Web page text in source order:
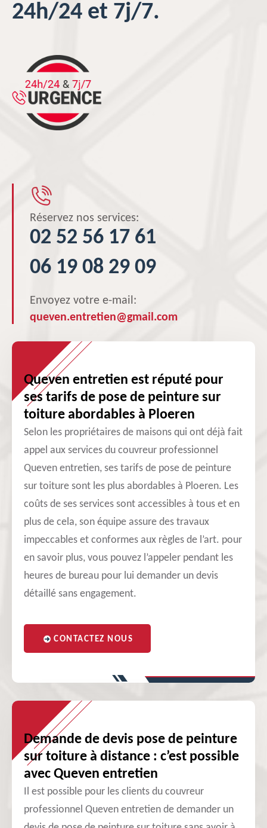
24h/24 et 7j/7.
Réservez nos services:
02 52 56 17 61
06 19 08 29 09
Envoyez votre e-mail:
queven.entretien@gmail.com
Queven entretien est réputé pour
ses tarifs de pose de peinture sur
toiture abordables à Ploeren
Selon les propriétaires de maisons qui ont déjà fait
appel aux services du couvreur professionnel
Queven entretien, ses tarifs de pose de peinture
sur toiture sont les plus abordables à Ploeren. Les
coûts de ses services sont accessibles à tous et en
plus de cela, son équipe assure des travaux
impeccables et conformes aux règles de l’art. pour
en savoir plus, vous pouvez l’appeler pendant les
heures de bureau pour lui demander un devis
détaillé sans engagement.
CONTACTEZ NOUS
Demande de devis pose de peinture
sur toiture à distance : c’est possible
avec Queven entretien
Il est possible pour les clients du couvreur
professionnel Queven entretien de demander un